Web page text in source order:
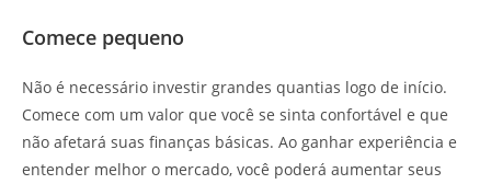
Comece pequeno
Não é necessário investir grandes quantias logo de início.
Comece com um valor que você se sinta confortável e que
não afetará suas finanças básicas. Ao ganhar experiência e
entender melhor o mercado, você poderá aumentar seus